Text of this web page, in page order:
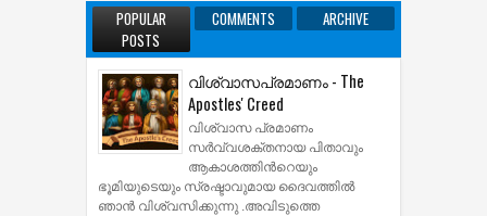
POPULAR
POSTS
COMMENTS ARCHIVE
വിശ്വാസപ്രമാണം - The
Apostles' Creed
വിശ്വാസ പ്രമാണം
സര്‍വ്വശക്തനായ പിതാവും
ആകാശത്തിന്‍റെയും
ഭൂമിയുടെയും സ്രഷ്ടാവുമായ ദൈവത്തില്‍
ഞാന്‍ വിശ്വസിക്കുന്നു .അവിടുത്തെ